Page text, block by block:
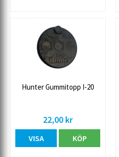
Hunter Gummitopp I-20
22,00 kr
VISA KÖP